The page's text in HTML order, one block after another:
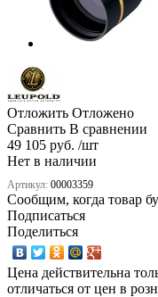
Отложить Отложено
Сравнить В сравнении
49 105 руб. /шт
Нет в наличии
Артикул: 00003359
Сообщим, когда товар
Подписаться
Поделиться
Цена действительна
отличаться от цен в